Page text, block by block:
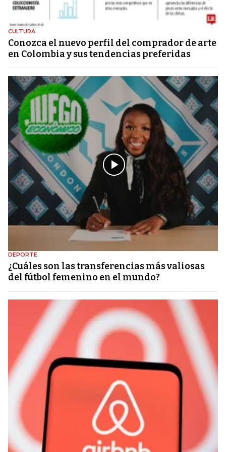
CULTURA
Conozca el nuevo perfil del comprador de arte
en Colombia y sus tendencias preferidas
DEPORTE
¿Cuáles son las transferencias más valiosas
del fútbol femenino en el mundo?